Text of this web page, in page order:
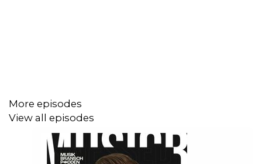
More episodes
View all episodes